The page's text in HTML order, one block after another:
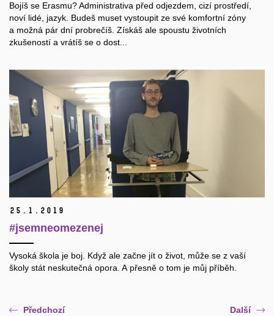
Bojíš se Erasmu? Administrativa před odjezdem, cizí prostředí,
noví lidé, jazyk. Budeš muset vystoupit ze své komfortní zóny
a možná pár dní probrečíš. Získáš ale spoustu životních
zkušeností a vrátíš se o dost...
25. 1. 2019
#jsemneomezenej
Vysoká škola je boj. Když ale začne jít o život, může se z vaší
školy stát neskutečná opora. A přesně o tom je můj příběh.
Předchozí Další